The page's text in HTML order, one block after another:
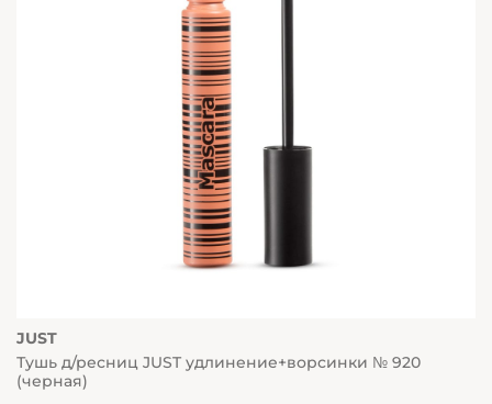
JUST
Тушь д/ресниц JUST удлинение+ворсинки № 920
(черная)